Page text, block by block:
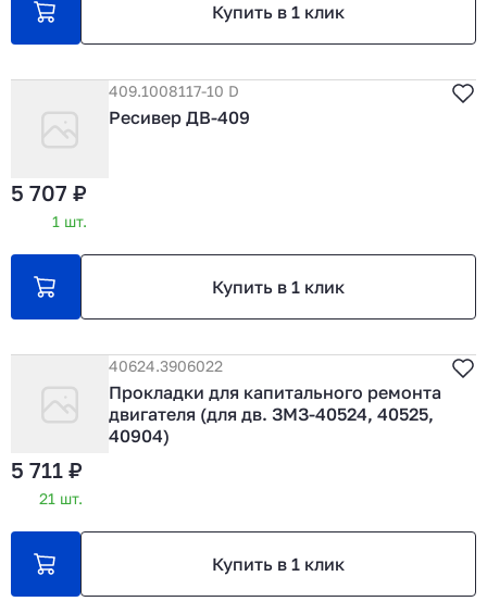
Купить в 1 клик
409.1008117-10 D
Ресивер ДВ-409
5 707 ₽
1 шт.
Купить в 1 клик
40624.3906022
Прокладки для капитального ремонта
двигателя (для дв. ЗМЗ-40524, 40525,
40904)
5 711 ₽
21 шт.
Купить в 1 клик